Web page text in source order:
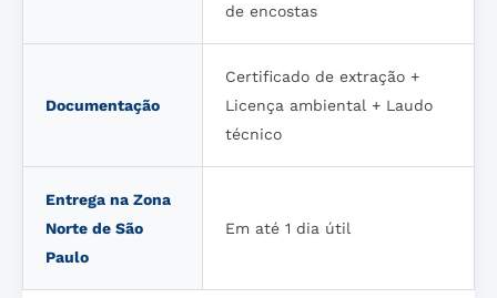
de encostas
Documentação
Certificado de extração +
Licença ambiental + Laudo
técnico
Entrega na Zona
Norte de São
Paulo
Em até 1 dia útil